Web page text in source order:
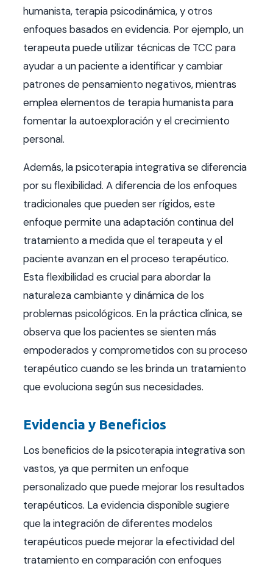
humanista, terapia psicodinámica, y otros
enfoques basados en evidencia. Por ejemplo, un
terapeuta puede utilizar técnicas de TCC para
ayudar a un paciente a identificar y cambiar
patrones de pensamiento negativos, mientras
emplea elementos de terapia humanista para
fomentar la autoexploración y el crecimiento
personal.
Además, la psicoterapia integrativa se diferencia
por su flexibilidad. A diferencia de los enfoques
tradicionales que pueden ser rígidos, este
enfoque permite una adaptación continua del
tratamiento a medida que el terapeuta y el
paciente avanzan en el proceso terapéutico.
Esta flexibilidad es crucial para abordar la
naturaleza cambiante y dinámica de los
problemas psicológicos. En la práctica clínica, se
observa que los pacientes se sienten más
empoderados y comprometidos con su proceso
terapéutico cuando se les brinda un tratamiento
que evoluciona según sus necesidades.
Evidencia y Beneficios
Los beneficios de la psicoterapia integrativa son
vastos, ya que permiten un enfoque
personalizado que puede mejorar los resultados
terapéuticos. La evidencia disponible sugiere
que la integración de diferentes modelos
terapéuticos puede mejorar la efectividad del
tratamiento en comparación con enfoques